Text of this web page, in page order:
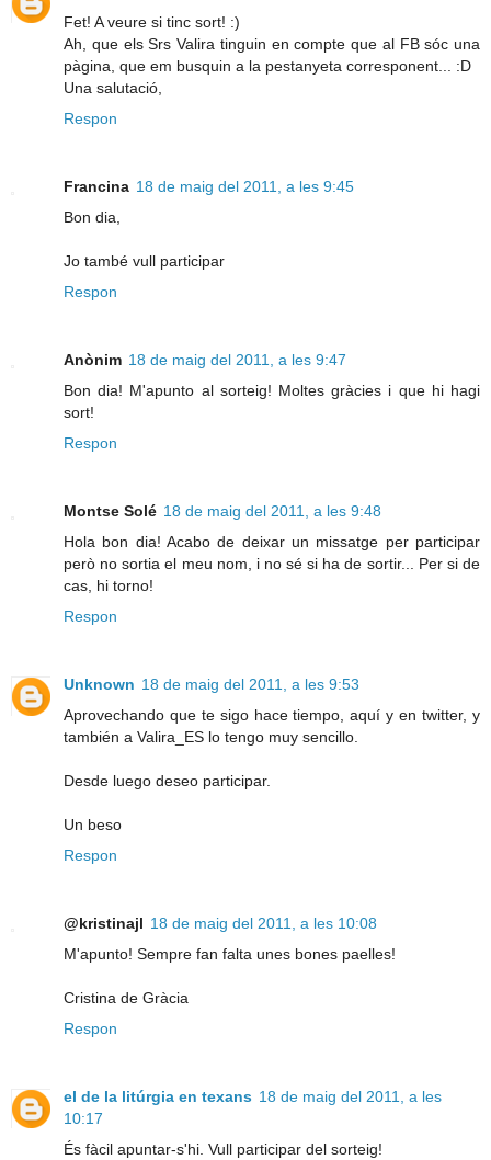
Fet! A veure si tinc sort! :)
Ah, que els Srs Valira tinguin en compte que al FB sóc una
pàgina, que em busquin a la pestanyeta corresponent... :D
Una salutació,
Respon
Francina 18 de maig del 2011, a les 9:45
Bon dia,
Jo també vull participar
Respon
Anònim 18 de maig del 2011, a les 9:47
Bon dia! M'apunto al sorteig! Moltes gràcies i que hi hagi
sort!
Respon
Montse Solé 18 de maig del 2011, a les 9:48
Hola bon dia! Acabo de deixar un missatge per participar
però no sortia el meu nom, i no sé si ha de sortir... Per si de
cas, hi torno!
Respon
Unknown 18 de maig del 2011, a les 9:53
Aprovechando que te sigo hace tiempo, aquí y en twitter, y
también a Valira_ES lo tengo muy sencillo.
Desde luego deseo participar.
Un beso
Respon
@kristinajl 18 de maig del 2011, a les 10:08
M'apunto! Sempre fan falta unes bones paelles!
Cristina de Gràcia
Respon
el de la litúrgia en texans 18 de maig del 2011, a les
10:17
És fàcil apuntar-s'hi. Vull participar del sorteig!